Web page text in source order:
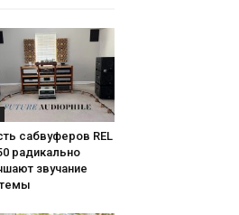
сабвуферов REL
радикально
звучание